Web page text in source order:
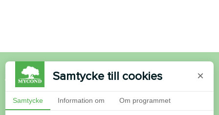
Vill du köpa eller har du
frågor?
Samtycke till cookies ×
Samtycke Information om Om programmet